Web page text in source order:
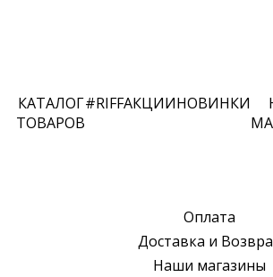
КАТАЛОГ
ТОВАРОВ
#RIFFАКЦИИНОВИНКИ
Оплата
Доставка и
Наши магазины